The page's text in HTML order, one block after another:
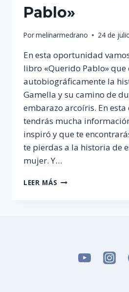
Pablo»
Pormelinarmedrano 24 de
En esta oportunidad
libro «Querido Pablo» que
autobiográficamente la
Gamella y su camino de
embarazo arcoíris. En esta
tendrás mucha
inspiró y que te
te pierdas a la historia de
mujer. Y…
LEER MÁS LIBRO